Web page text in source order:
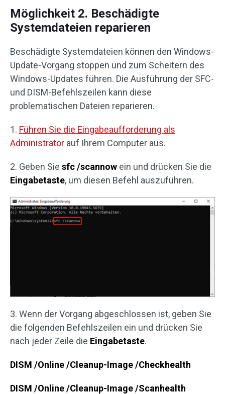
Möglichkeit 2. Beschädigte
Systemdateien reparieren
Beschädigte Systemdateien können den Windows-
Update-Vorgang stoppen und zum Scheitern des
Windows-Updates führen. Die Ausführung der SFC-
und DISM-Befehlszeilen kann diese
problematischen Dateien reparieren.
1. Führen Sie die Eingabeaufforderung als
Administrator auf Ihrem Computer aus.
2. Geben Sie sfc /scannow ein und drücken Sie die
Eingabetaste, um diesen Befehl auszuführen.
3. Wenn der Vorgang abgeschlossen ist, geben Sie
die folgenden Befehlszeilen ein und drücken Sie
nach jeder Zeile die Eingabetaste.
DISM /Online /Cleanup-Image /Checkhealth
DISM /Online /Cleanup-Image /Scanhealth